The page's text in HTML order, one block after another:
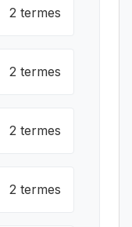
2 termes
2 termes
2 termes
2 termes